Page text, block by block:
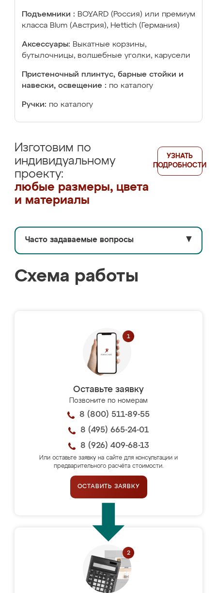
Подъемники : BOYARD (Россия) или премиум
класса Blum (Австрия), Hettich (Германия)
Аксессуары: Выкатные корзины,
бутылочницы, волшебные уголки, карусели
Пристеночный плинтус, барные стойки и
навески, освещение : по каталогу
Ручки: по каталогу
Изготовим по
индивидуальному
проекту:
любые размеры, цвета
и материалы
УЗНАТЬ
ПОДРОБНОСТИ
Часто задаваемые вопросы ▼
Схема работы
Оставьте заявку
Позвоните по номерам
8 (800) 511-89-55
8 (495) 665-24-01
8 (926) 409-68-13
Или оставьте заявку на сайте для консультации и
предварительного расчёта стоимости.
ОСТАВИТЬ ЗАЯВКУ